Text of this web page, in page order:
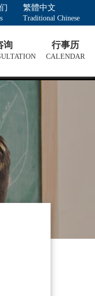
繁體中文
Traditional Chinese
询 行事历
CALENDAR